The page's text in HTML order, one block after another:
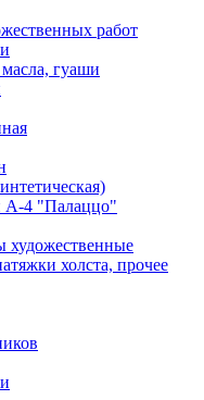
работ
гуаши
А-4 "Палаццо"
художественные
холста, прочее